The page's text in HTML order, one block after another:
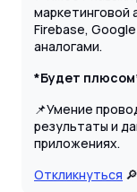
маркетинговой
Firebase,
аналогами.
*Будет плюсом
📌Умение
результаты и
приложениях.
Откликнуться 🔎